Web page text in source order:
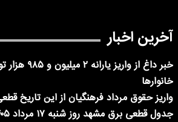
آخرین اخبار
خبر داغ از
خانوارها
واریز حقوق مرداد فرهنگیان از این تاریخ